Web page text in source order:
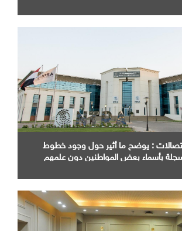
: يوضح ما أثير حول وجود خطوط
بأسماء بعض المواطنين دون علمهم